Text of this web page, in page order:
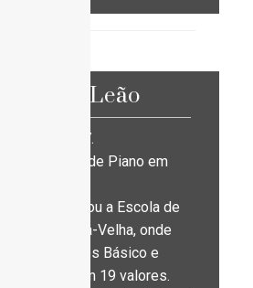
Sá Leão
em 1977.
estudos de Piano em
frequentou a Escola de
de Linda-a-Velha, onde
os Cursos Básico e
de Piano com 19 valores.